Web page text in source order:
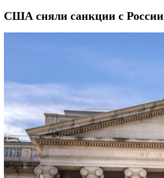
США сняли санкции с России